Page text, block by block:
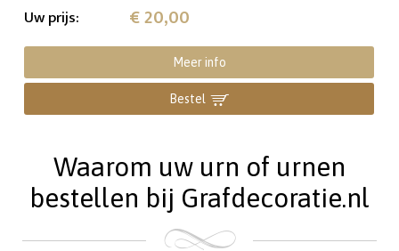
Uw prijs: € 20,00
Meer info
Bestel
Waarom uw urn of urnen
bestellen bij Grafdecoratie.nl